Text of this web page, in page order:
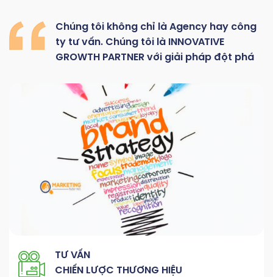
Chúng tôi không chỉ là Agency hay công
ty tư vấn. Chúng tôi là
INNOVATIVE
GROWTH PARTNER với giải pháp đột phá
TƯ VẤN
CHIẾN LƯỢC THƯƠNG HIỆU